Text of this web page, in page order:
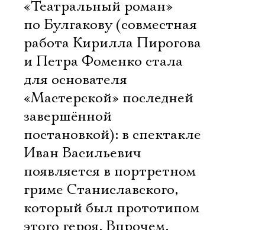
«Театральный роман»
по Булгакову (совместная
работа Кирилла Пирогова
и Петра Фоменко стала
для основателя
«Мастерской» последней
завершённой
постановкой): в спектакле
Иван Васильевич
появляется в портретном
гриме Станиславского,
который был прототипом
этого героя. Впрочем,